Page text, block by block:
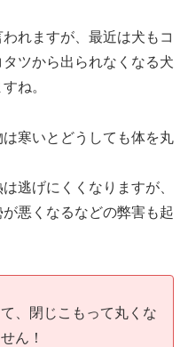
れますが、最近は犬もコ
ツから出られなくなる犬
ね。
寒いとどうしても体を丸
逃げにくくなりますが、
悪くなるなどの弊害も起
、閉じこもって丸くな
ん！